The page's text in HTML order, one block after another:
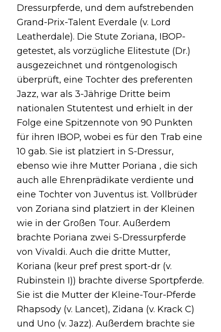
Dressurpferde, und dem aufstrebenden
Grand-Prix-Talent Everdale (v. Lord
Leatherdale). Die Stute Zoriana, IBOP-
getestet, als vorzügliche Elitestute (Dr.)
ausgezeichnet und röntgenologisch
überprüft, eine Tochter des preferenten
Jazz, war als 3-Jährige Dritte beim
nationalen Stutentest und erhielt in der
Folge eine Spitzennote von 90 Punkten
für ihren IBOP, wobei es für den Trab eine
10 gab. Sie ist platziert in S-Dressur,
ebenso wie ihre Mutter Poriana , die sich
auch alle Ehrenprädikate verdiente und
eine Tochter von Juventus ist. Vollbrüder
von Zoriana sind platziert in der Kleinen
wie in der Großen Tour. Außerdem
brachte Poriana zwei S-Dressurpferde
von Vivaldi. Auch die dritte Mutter,
Koriana (keur pref prest sport-dr (v.
Rubinstein I)) brachte diverse Sportpferde.
Sie ist die Mutter der Kleine-Tour-Pferde
Rhapsody (v. Lancet), Zidana (v. Krack C)
und Uno (v. Jazz). Außerdem brachte sie